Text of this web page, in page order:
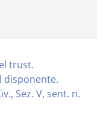
trust.
disponente.
Sez. V, sent. n.